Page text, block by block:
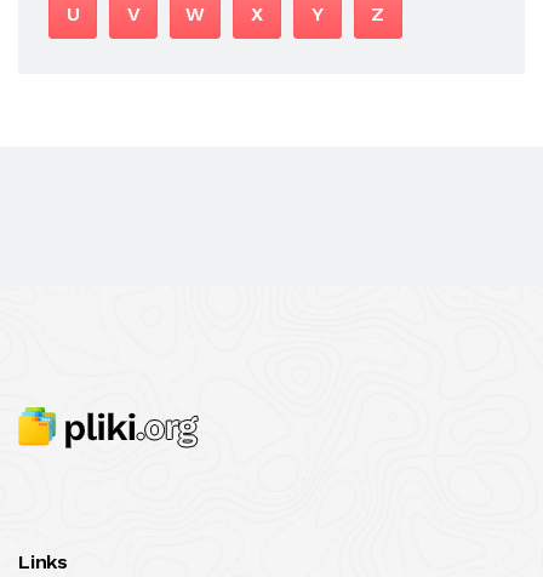
U V W X Y Z
Links